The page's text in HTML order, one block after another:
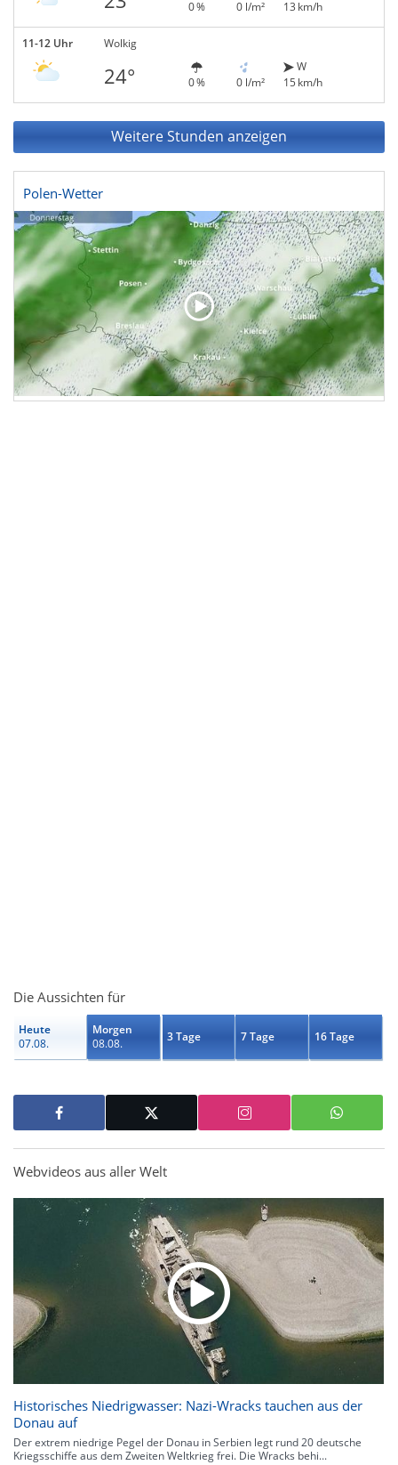
0 % 0 l/m² 13 km/h
11-12 Uhr Wolkig
24° 0 % 0 l/m²
W
15 km/h
Weitere Stunden anzeigen
Polen-Wetter
Die Aussichten für
Heute
07.08.
Morgen
08.08.
3 Tage 7 Tage 16 Tage
Webvideos aus aller Welt
Historisches Niedrigwasser: Nazi-Wracks tauchen aus der
Donau auf
Der extrem niedrige Pegel der Donau in Serbien legt rund 20 deutsche
Kriegsschiffe aus dem Zweiten Weltkrieg frei. Die Wracks behi...